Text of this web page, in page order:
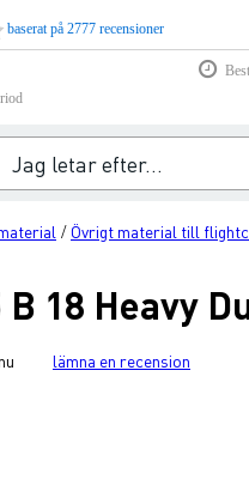
baserat på 2777 recensioner
/ Övrigt material till
18 Heavy
lämna en recension